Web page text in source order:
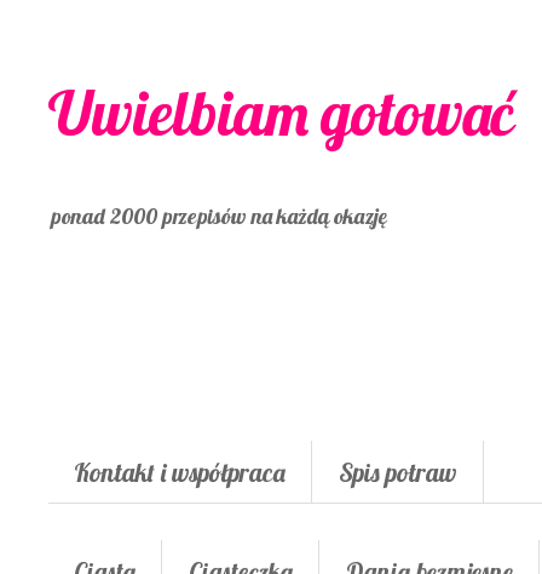
Uwielbiam gotować
ponad 2000 przepisów na każdą okazję
Kontakt i współpraca Spis potraw